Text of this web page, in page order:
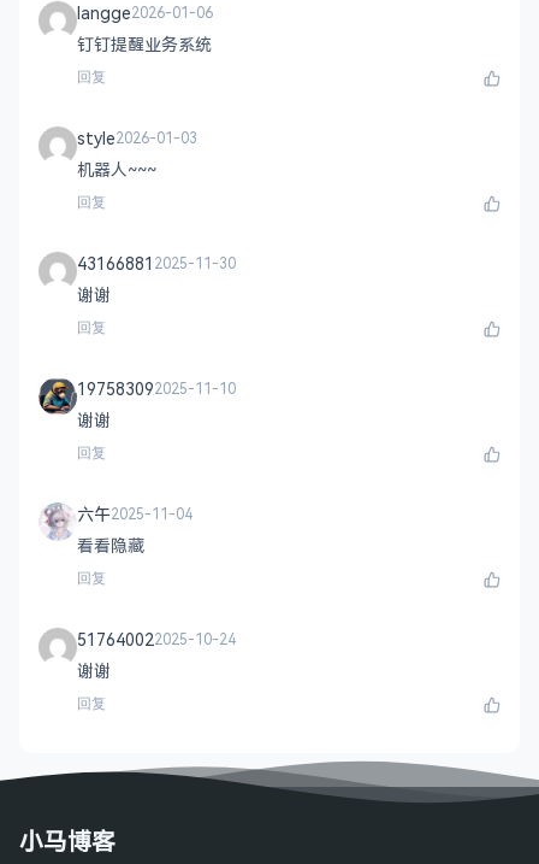
langge2026-01-06
钉钉提醒业务系统
回复
style2026-01-03
机器人~~~
回复
43166881 2025-11-30
谢谢
回复
197583092025-11-10
谢谢
回复
六午2025-11-04
看看隐藏
回复
517640022025-10-24
谢谢
回复
小马博客